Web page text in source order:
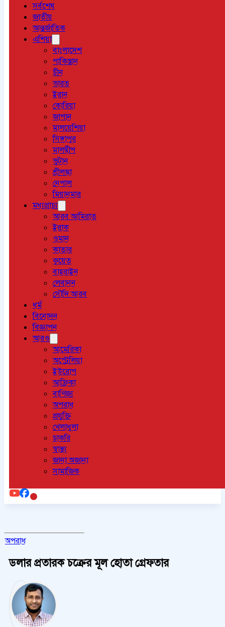
সর্বশেষ
জাতীয়
আন্তর্জাতিক
এশিয়া
বাংলাদেশ
পাকিস্তান
চীন
ভারত
ইরান
কোরিয়া
জাপান
মালয়েশিয়া
সিঙ্গাপুর
মালদ্বীপ
ভুটান
শ্রীলঙ্কা
নেপাল
মিয়ানমার
মধ্যপ্রাচ্য
আরব আমিরাত
ইরাক
ওমান
কাতার
কুয়েত
বাহরাইন
লেবানন
সৌদি আরব
ধর্ম
বিনোদন
বিজ্ঞাপন
আরও
আমেরিকা
অস্ট্রেলিয়া
ইউরোপ
আফ্রিকা
বাণিজ্য
অপরাধ
প্রযুক্তি
খেলাধুলা
চাকরি
স্বাস্থ্য
জানা অজানা
সামাজিক
অপরাধ
ডলার প্রতারক চক্রের মূল হোতা গ্রেফতার